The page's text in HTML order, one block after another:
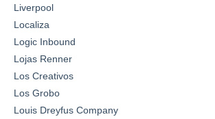
Liverpool
Localiza
Logic Inbound
Lojas Renner
Los Creativos
Los Grobo
Louis Dreyfus Company